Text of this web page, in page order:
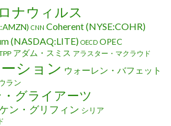
ナウィルス
CNN Coherent (NYSE:COHR)
(NASDAQ:LITE) OECD OPEC
アダム・スミス アラスター・マクラウド
ション ウォーレン・バフェット
ラン
グライアーツ
ン・グリフィン シリア